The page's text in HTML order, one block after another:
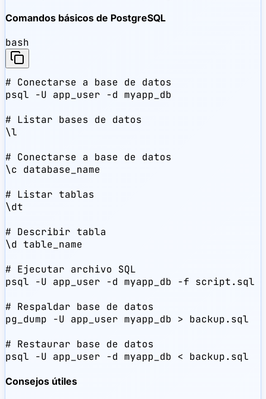
Comandos básicos de PostgreSQL
bash
# Conectarse a base de datos
psql -U app_user -d myapp_db
# Listar bases de datos
\l
# Conectarse a base de datos
\c database_name
# Listar tablas
\dt
# Describir tabla
\d table_name
# Ejecutar archivo SQL
psql -U app_user -d myapp_db -f script.sql
# Respaldar base de datos
pg_dump -U app_user myapp_db > backup.sql
# Restaurar base de datos
psql -U app_user -d myapp_db < backup.sql
Consejos útiles